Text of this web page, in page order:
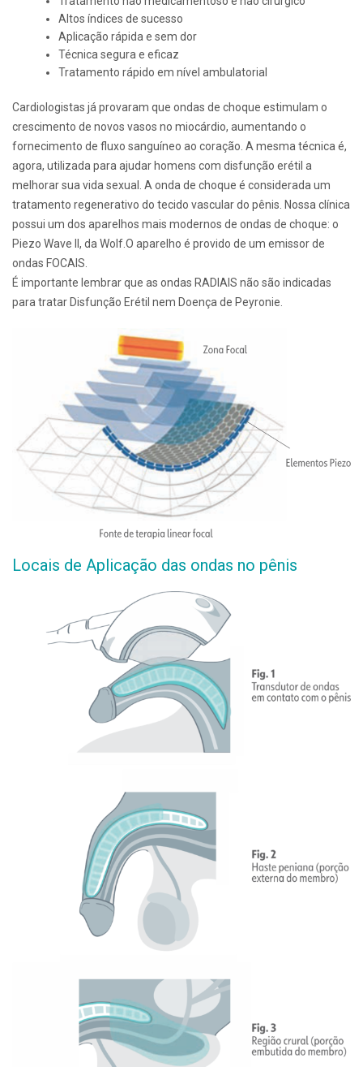
Altos índices de sucesso
Aplicação rápida e sem dor
Técnica segura e eficaz
Tratamento rápido em nível ambulatorial
Cardiologistas já provaram que ondas de choque estimulam o
crescimento de novos vasos no miocárdio, aumentando o
fornecimento de fluxo sanguíneo ao coração. A mesma técnica é,
agora, utilizada para ajudar homens com disfunção erétil a
melhorar sua vida sexual. A onda de choque é considerada um
tratamento regenerativo do tecido vascular do pênis. Nossa clínica
possui um dos aparelhos mais modernos de ondas de choque: o
Piezo Wave II, da Wolf.O aparelho é provido de um emissor de
ondas FOCAIS.
É importante lembrar que as ondas RADIAIS não são indicadas
para tratar Disfunção Erétil nem Doença de Peyronie.
Locais de Aplicação das ondas no pênis